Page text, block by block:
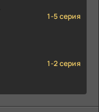
1-5 серия
1-2 серия